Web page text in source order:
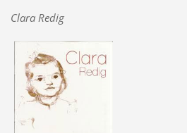
Clara Redig